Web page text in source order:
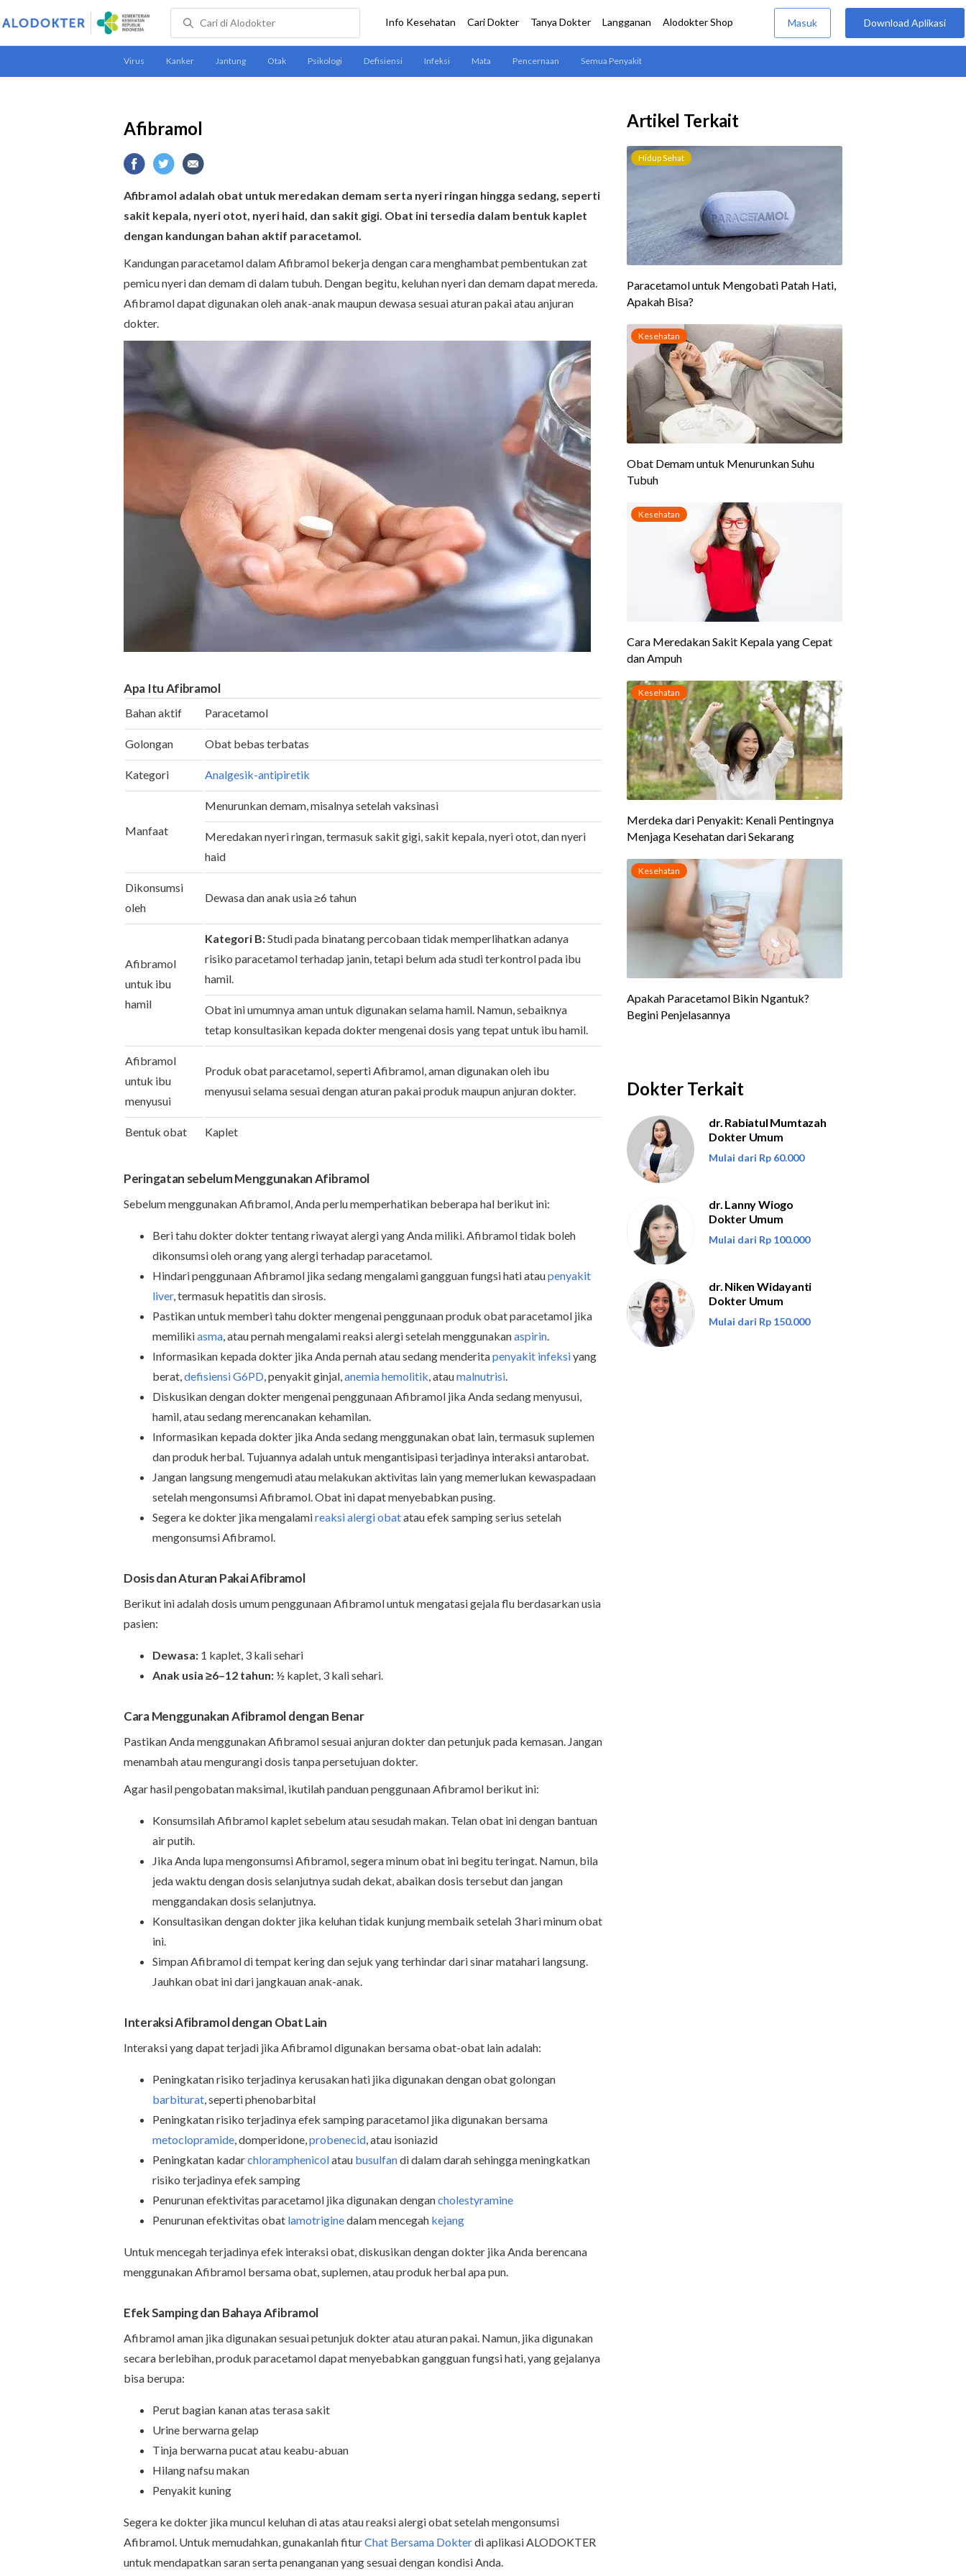
Afibramol
Afibramol adalah obat untuk meredakan demam serta nyeri ringan hingga sedang, seperti
sakit kepala, nyeri otot, nyeri haid, dan sakit gigi. Obat ini tersedia dalam bentuk kaplet
dengan kandungan bahan aktif paracetamol.
Kandungan paracetamol dalam Afibramol bekerja dengan cara menghambat pembentukan zat
pemicu nyeri dan demam di dalam tubuh. Dengan begitu, keluhan nyeri dan demam dapat mereda.
Afibramol dapat digunakan oleh anak-anak maupun dewasa sesuai aturan pakai atau anjuran
dokter.
Apa Itu Afibramol
Bahan aktif Paracetamol
Golongan Obat bebas terbatas
Kategori Analgesik-antipiretik
Manfaat
Menurunkan demam, misalnya setelah vaksinasi
Meredakan nyeri ringan, termasuk sakit gigi, sakit kepala, nyeri otot, dan nyeri
haid
Dikonsumsi
oleh
Dewasa dan anak usia ≥6 tahun
Afibramol
untuk ibu
hamil
Kategori B:Studi pada binatang percobaan tidak memperlihatkan adanya
risiko paracetamol terhadap janin, tetapi belum ada studi terkontrol pada ibu
hamil.
Obat ini umumnya aman untuk digunakan selama hamil. Namun, sebaiknya
tetap konsultasikan kepada dokter mengenai dosis yang tepat untuk ibu hamil.
Afibramol
untuk ibu
menyusui
Produk obat paracetamol, seperti Afibramol, aman digunakan oleh ibu
menyusui selama sesuai dengan aturan pakai produk maupun anjuran dokter.
Bentuk obat Kaplet
Peringatan sebelum Menggunakan Afibramol
Sebelum menggunakan Afibramol, Anda perlu memperhatikan beberapa hal berikut ini:
Beri tahu dokter dokter tentang riwayat alergi yang Anda miliki. Afibramol tidak boleh
dikonsumsi oleh orang yang alergi terhadap paracetamol.
Hindari penggunaan Afibramol jika sedang mengalami gangguan fungsi hati ataupenyakit
liver, termasuk hepatitis dan sirosis.
Pastikan untuk memberi tahu dokter mengenai penggunaan produk obat paracetamol jika
memilikiasma, atau pernah mengalami reaksi alergi setelah menggunakanaspirin.
Informasikan kepada dokter jika Anda pernah atau sedang menderitapenyakit infeksiyang
berat,defisiensi G6PD, penyakit ginjal,anemia hemolitik, ataumalnutrisi.
Diskusikan dengan dokter mengenai penggunaan Afibramol jika Anda sedang menyusui,
hamil, atau sedang merencanakan kehamilan.
Informasikan kepada dokter jika Anda sedang menggunakan obat lain, termasuk suplemen
dan produk herbal. Tujuannya adalah untuk mengantisipasi terjadinya interaksi antarobat.
Jangan langsung mengemudi atau melakukan aktivitas lain yang memerlukan kewaspadaan
setelah mengonsumsi Afibramol. Obat ini dapat menyebabkan pusing.
Segera ke dokter jika mengalamireaksi alergi obatatau efek samping serius setelah
mengonsumsi Afibramol.
Dosis dan Aturan Pakai Afibramol
Berikut ini adalah dosis umum penggunaan Afibramol untuk mengatasi gejala flu berdasarkan usia
pasien:
Dewasa: 1 kaplet, 3 kali sehari
Anak usia ≥6–12 tahun: ½ kaplet, 3 kali sehari.
Cara Menggunakan Afibramol dengan Benar
Pastikan Anda menggunakan Afibramol sesuai anjuran dokter dan petunjuk pada kemasan. Jangan
menambah atau mengurangi dosis tanpa persetujuan dokter.
Agar hasil pengobatan maksimal, ikutilah panduan penggunaan Afibramol berikut ini:
Konsumsilah Afibramol kaplet sebelum atau sesudah makan. Telan obat ini dengan bantuan
air putih.
Jika Anda lupa mengonsumsi Afibramol, segera minum obat ini begitu teringat. Namun, bila
jeda waktu dengan dosis selanjutnya sudah dekat, abaikan dosis tersebut dan jangan
menggandakan dosis selanjutnya.
Konsultasikan dengan dokter jika keluhan tidak kunjung membaik setelah 3 hari minum obat
ini.
Simpan Afibramol di tempat kering dan sejuk yang terhindar dari sinar matahari langsung.
Jauhkan obat ini dari jangkauan anak-anak.
Interaksi Afibramol dengan Obat Lain
Interaksi yang dapat terjadi jika Afibramol digunakan bersama obat-obat lain adalah:
Peningkatan risiko terjadinya kerusakan hati jika digunakan dengan obat golongan
barbiturat, seperti phenobarbital
Peningkatan risiko terjadinya efek samping paracetamol jika digunakan bersama
metoclopramide, domperidone,probenecid, atau isoniazid
Peningkatan kadarchloramphenicolatau busulfandi dalam darah sehingga meningkatkan
risiko terjadinya efek samping
Penurunan efektivitas paracetamol jika digunakan dengancholestyramine
Penurunan efektivitas obat lamotriginedalam mencegah kejang
Untuk mencegah terjadinya efek interaksi obat, diskusikan dengan dokter jika Anda berencana
menggunakan Afibramol bersama obat, suplemen, atau produk herbal apa pun.
Efek Samping dan Bahaya Afibramol
Afibramol aman jika digunakan sesuai petunjuk dokter atau aturan pakai. Namun, jika digunakan
secara berlebihan, produk paracetamol dapat menyebabkan gangguan fungsi hati, yang gejalanya
bisa berupa:
Perut bagian kanan atas terasa sakit
Urine berwarna gelap
Tinja berwarna pucat atau keabu-abuan
Hilang nafsu makan
Penyakit kuning
Segera ke dokter jika muncul keluhan di atas atau reaksi alergi obat setelah mengonsumsi
Afibramol. Untuk memudahkan, gunakanlah fiturChat Bersama Dokterdi aplikasi ALODOKTER
untuk mendapatkan saran serta penanganan yang sesuai dengan kondisi Anda.
Artikel Terkait
Dokter Terkait